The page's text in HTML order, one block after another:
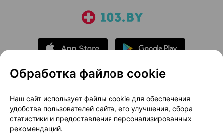
О проекте
Новости проекта
Размещение рекламы
Медицинский маркетинг
Публичный договор
Доставка
Обработка файлов cookie
Наш сайт использует файлы cookie для обеспечения
удобства пользователей сайта, его улучшения, сбора
статистики и предоставления персонализированных
рекомендаций.